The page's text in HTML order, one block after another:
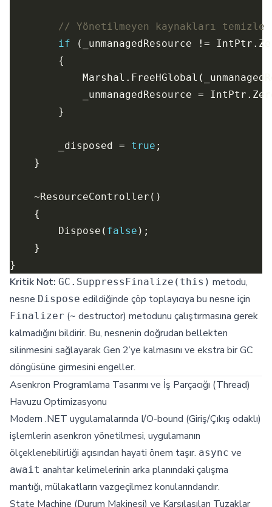
// Yönetilmeyen kaynakları temizle
if
        _disposed =
true
        Dispose(
false
Kritik Not: GC.SuppressFinalize(this) metodu,
nesne Dispose edildiğinde çöp toplayıcıya bu nesne için
Finalizer (~ destructor) metodunu çalıştırmasına gerek
kalmadığını bildirir. Bu, nesnenin doğrudan bellekten
silinmesini sağlayarak Gen 2’ye kalmasını ve ekstra bir GC
döngüsüne girmesini engeller.
Asenkron Programlama Tasarımı ve İş Parçacığı (Thread)
Havuzu Optimizasyonu
Modern .NET uygulamalarında I/O-bound (Giriş/Çıkış odaklı)
işlemlerin asenkron yönetilmesi, uygulamanın
ölçeklenebilirliği açısından hayati önem taşır. async ve
await anahtar kelimelerinin arka planındaki çalışma
mantığı, mülakatların vazgeçilmez konularındandır.
State Machine (Durum Makinesi) ve Karşılaşılan Tuzaklar